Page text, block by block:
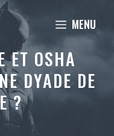
MENU
ET OSHA
DYADE DE
?